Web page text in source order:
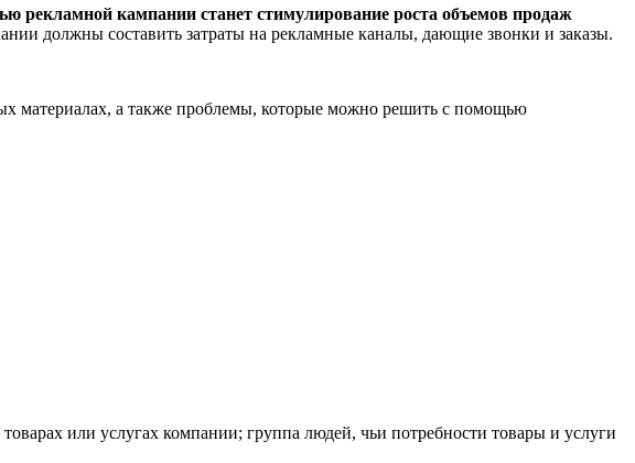
рекламной кампании станет стимулирование роста объемов продаж
должны составить затраты на рекламные каналы, дающие звонки и заказы.
материалах, а также проблемы, которые можно решить с помощью
или услугах компании; группа людей, чьи потребности товары и услуги